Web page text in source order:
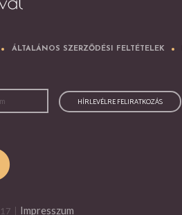
ÁLTALÁNOS SZERZŐDÉSI FELTÉTELEK
| Impresszum